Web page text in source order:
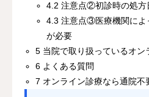
4.2 注意点②初診時の処方
4.3 注意点③医療機関によ
が必要
5 当院で取り扱っているオン
6 よくある質問
7 オンライン診療なら通院不